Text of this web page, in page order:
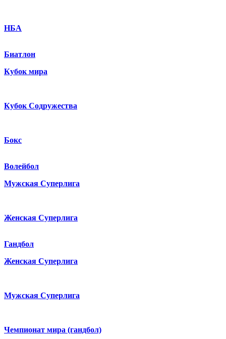
НБА
Биатлон
Кубок мира
Кубок Содружества
Бокс
Волейбол
Мужская Суперлига
Женская Суперлига
Гандбол
Женская Суперлига
Мужская Суперлига
Чемпионат мира (гандбол)